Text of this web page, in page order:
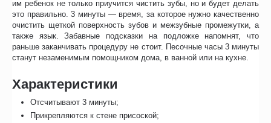
им ребенок не только приучится чистить зубы, но и будет делать
это правильно. 3 минуты — время, за которое нужно качественно
очистить щеткой поверхность зубов и межзубные промежутки, а
также язык. Забавные подсказки на подложке напомнят, что
раньше заканчивать процедуру не стоит. Песочные часы 3 минуты
станут незаменимым помощником дома, в ванной или на кухне.
Характеристики
Отсчитывают 3 минуты;
Прикрепляются к стене присоской;